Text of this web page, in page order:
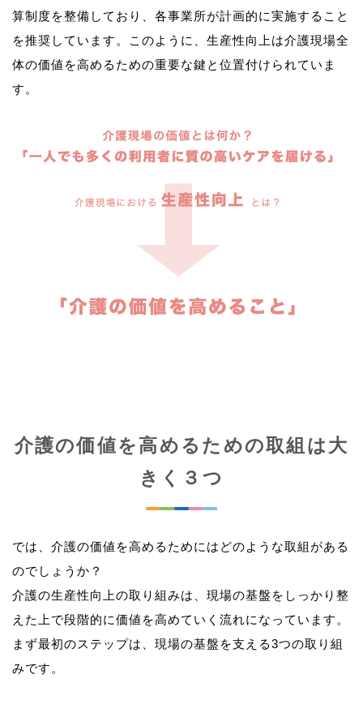
算制度を整備しており、各事業所が計画的に実施すること
を推奨しています。このように、生産性向上は介護現場全
体の価値を高めるための重要な鍵と位置付けられていま
介護の価値を高めるための取組は大
きく３つ
では、介護の価値を高めるためにはどのような取組がある
のでしょうか？
介護の生産性向上の取り組みは、現場の基盤をしっかり整
えた上で段階的に価値を高めていく流れになっています。
まず最初のステップは、現場の基盤を支える3つの取り組